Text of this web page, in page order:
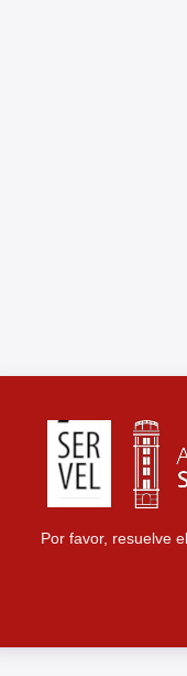
Por favor, resuelve